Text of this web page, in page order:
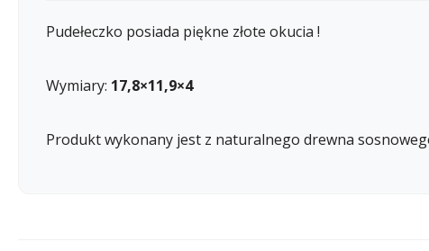
Pudełeczko posiada piękne złote okucia !
Wymiary: 17,8×11,9×4
Produkt wykonany jest z naturalnego drewna